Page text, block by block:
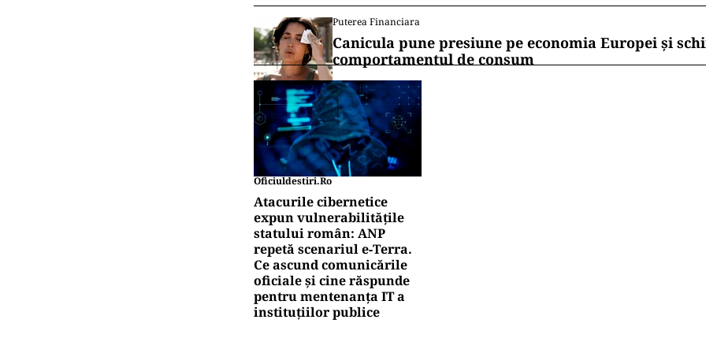
Puterea Financiara
Canicula pune presiune pe economia Europei și
comportamentul de consum
Oficiuldestiri.ro
Atacurile cibernetice
expun vulnerabilitățile
statului român: ANP
repetă scenariul e‑Terra.
Ce ascund comunicările
oficiale și cine răspunde
pentru mentenanța IT a
instituțiilor publice